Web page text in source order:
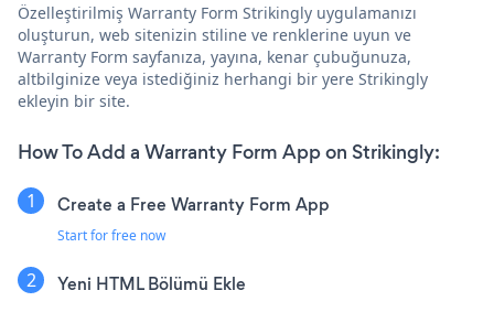
Özelleştirilmiş Warranty Form Strikingly uygulamanızı
oluşturun, web sitenizin stiline ve renklerine uyun ve
Warranty Form sayfanıza, yayına, kenar çubuğunuza,
altbilginize veya istediğiniz herhangi bir yere Strikingly
ekleyin bir site.
How To Add a Warranty Form App on Strikingly:
Create a Free Warranty Form App
Start for free now
Yeni HTML Bölümü Ekle